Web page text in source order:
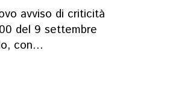
avviso di criticità
del 9 settembre
con...